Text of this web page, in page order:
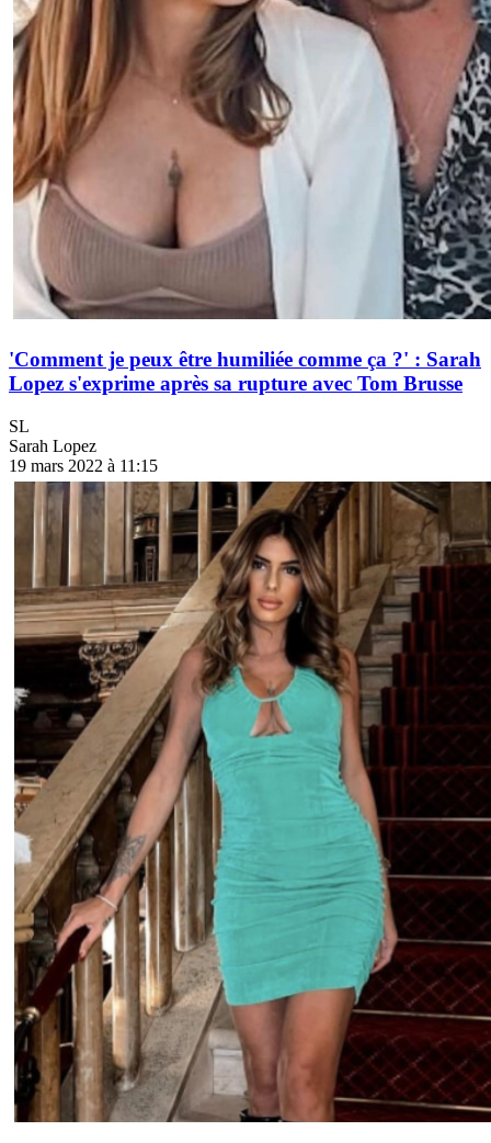
'Comment je peux être humiliée comme ça ?' : Sarah
Lopez s'exprime après sa rupture avec Tom Brusse
SL
Sarah Lopez
19 mars 2022 à 11:15